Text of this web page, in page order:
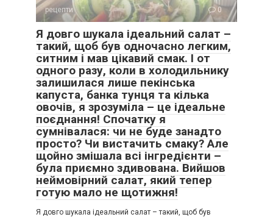
рецепти 0
Я довго шукала ідеальний салат –
такий, щоб був одночасно легким,
ситним і мав цікавий смак. І от
одного разу, коли в холодильнику
залишилася лише пекінська
капуста, банка тунця та кілька
овочів, я зрозуміла – це ідеальне
поєднання! Спочатку я
сумнівалася: чи не буде занадто
просто? Чи вистачить смаку? Але
щойно змішала всі інгредієнти –
була приємно здивована. Вийшов
неймовірний салат, який тепер
готую мало не щотижня!
Я довго шукала ідеальний салат – такий, щоб був